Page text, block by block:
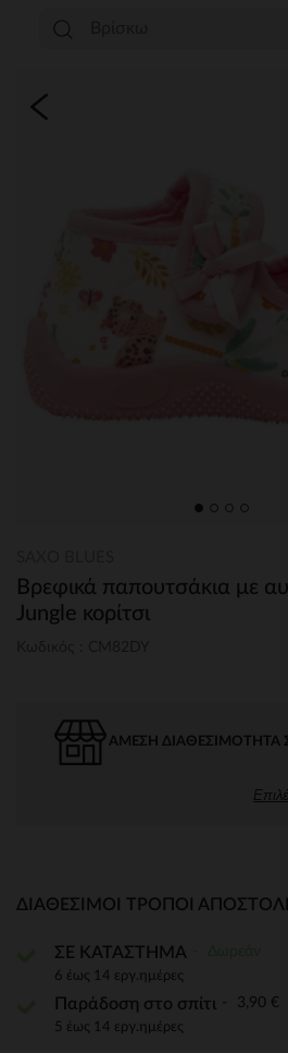
Βρεφικά παπουτσάκια με
Jungle κορίτσι
ΆΜΕΣΗ ΔΙΑΘΕΣΙΜΌΤΗΤΑ
ΔΙΑΘΈΣΙΜΟΙ ΤΡΌΠΟΙ
ΣΕ ΚΑΤΑΣΤΗΜΑ
6 έως 14 εργ.ημέρες
Παράδοση στο σπίτι 3,90 €
5 έως 14 εργ.ημέρες